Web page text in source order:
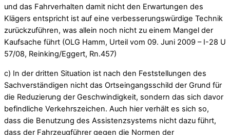
und das Fahrverhalten damit nicht den Erwartungen des
Klägers entspricht ist auf eine verbesserungswürdige Technik
zurückzuführen, was allein noch nicht zu einem Mangel der
Kaufsache führt (OLG Hamm, Urteil vom 09. Juni 2009 – I-28 U
57/08, Reinking/Eggert, Rn.457)
c) In der dritten Situation ist nach den Feststellungen des
Sachverständigen nicht das Ortseingangsschild der Grund für
die Reduzierung der Geschwindigkeit, sondern das sich davor
befindliche Verkehrszeichen. Auch hier verhält es sich so,
dass die Benutzung des Assistenzsystems nicht dazu führt,
dass der Fahrzeugführer gegen die Normen der